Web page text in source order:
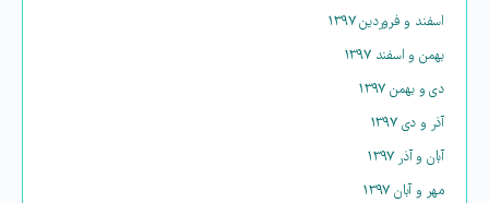
اسفند و فروردین ۱۳۹۷
بهمن و اسفند ۱۳۹۷
دی و بهمن ۱۳۹۷
آذر و دی ۱۳۹۷
آبان و آذر ۱۳۹۷
مهر و آبان ۱۳۹۷